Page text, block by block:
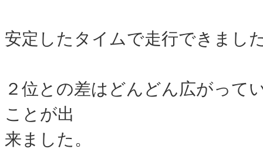
安定したタイムで走行できまし
２位との差はどんどん広がって
ことが出
来ました。